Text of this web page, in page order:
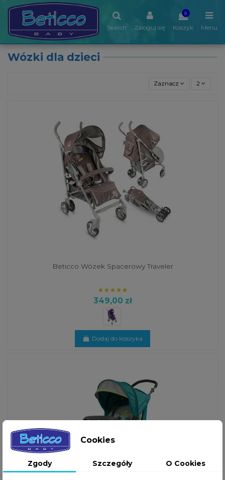
Search Zaloguj się
0
Koszyk Menu
Wózki dla dzieci
Zaznacz 2
Beticco Wózek Spacerowy Traveler
349,00 zł
Dodaj do koszyka
Cookies
Zgody Szczegóły O Cookies